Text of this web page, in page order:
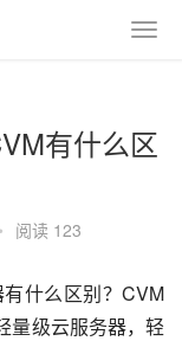
有什么区
• 阅读 123
什么区别？CVM
量级云服务器，轻